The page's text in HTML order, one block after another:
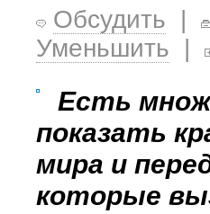
Обсудить |
Уменьшить |
Есть
показать
мира и
которые